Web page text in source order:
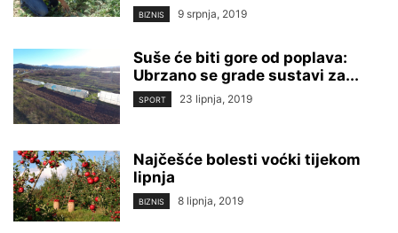
BIZNIS 9 srpnja, 2019
Suše će biti gore od poplava:
Ubrzano se grade sustavi za...
SPORT 23 lipnja, 2019
Najčešće bolesti voćki tijekom
lipnja
BIZNIS 8 lipnja, 2019